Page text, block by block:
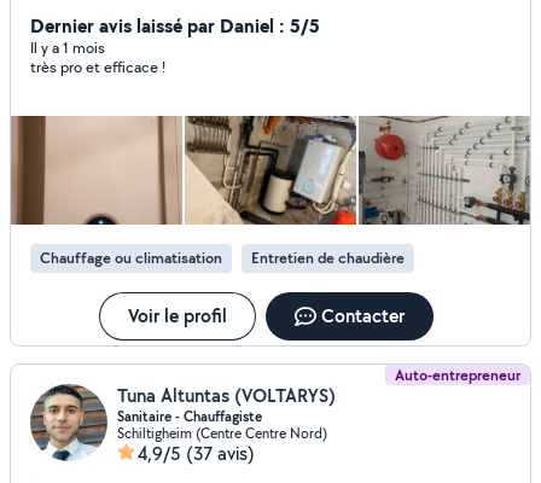
de ballon d'eau chaude - Installation de toute robinetterie.
- WC à installer - création arrivée d'eau machine à laver +
évacuation - Installation meuble vasque - installation de
fait l'installation complète de chaudière - Effectue
l'entretien de chaudière avec délivrance d'attestation
vous garantie un travail minutieux, tout cela dans les règles
de l'art.
Dernier avis laissé par Daniel : 5/5
Il y a 1 mois
très pro et efficace !
Chauffage ou climatisation Entretien de chaudière
Voir le profil Contacter
Auto-entrepreneur
Tuna Altuntas (VOLTARYS)
Sanitaire - Chauffagiste
Schiltigheim (Centre Centre Nord)
4,9/5 (37 avis)